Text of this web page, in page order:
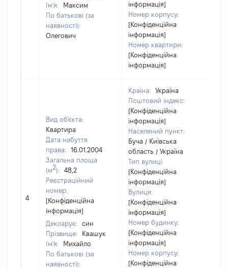
Ім'я:
Максим
По батькові (за
наявності):
Олегович
інформація]
Номер корпусу:
[Конфіденційна
інформація]
Номер квартири:
[Конфіденційна
інформація]
4
Вид об'єкта:
Квартира
Дата набуття
права:
16.01.2004
Загальна площа
(м2):
48,2
Реєстраційний
номер:
[Конфіденційна
інформація]
Декларує:
син
Прізвище:
Квашук
Ім'я:
Михайло
По батькові (за
наявності):
Країна:
Україна
Поштовий індекс:
[Конфіденційна
інформація]
Населений пункт:
Буча / Київська
область / Україна
Тип вулиці:
[Конфіденційна
інформація]
Вулиця:
[Конфіденційна
інформація]
Номер будинку:
[Конфіденційна
інформація]
Номер корпусу:
[Конфіденційна